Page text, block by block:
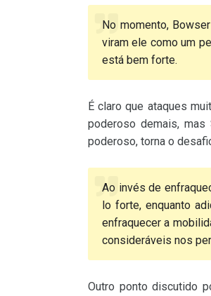
No momento,
viram ele como um
está bem forte.
É claro que ataques
poderoso demais, mas
poderoso, torna o
Ao invés de
lo forte, enquanto
enfraquecer a
consideráveis nos
Outro ponto discutido